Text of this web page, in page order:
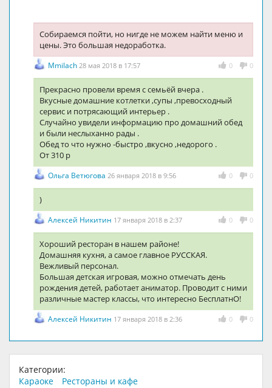
Собираемся пойти, но нигде не можем найти меню и
цены. Это большая недоработка.
0 0
Mmilach 28 мая 2018 в 17:57
Прекрасно провели время с семьёй вчера .
Вкусные домашние котлетки ,супы ,превосходный
сервис и потрясающий интерьер .
Случайно увидели информацию про домашний обед
и были неслыханно рады .
Обед то что нужно -быстро ,вкусно ,недорого .
От 310 р
0 0
Ольга Ветюгова 26 января 2018 в 9:56
)
0 0
Алексей Никитин 17 января 2018 в 2:37
Хороший ресторан в нашем районе!
Домашняя кухня, а самое главное РУССКАЯ.
Вежливый персонал.
Большая детская игровая, можно отмечать день
рождения детей, работает аниматор. Проводит с ними
различные мастер классы, что интересно БесплатнО!
0 0
Алексей Никитин 17 января 2018 в 2:36
Категории:
Караоке
Рестораны и кафе